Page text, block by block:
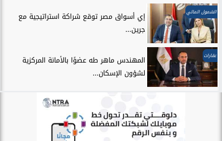
الشمول المالي
إي أسواق مصر توقع شراكة استراتيجية مع
جرين...
عقارات
المهندس ماهر طه عضوًا بالأمانة المركزية
لشؤون الإسكان...